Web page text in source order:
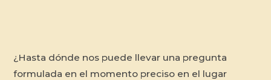
¿Hasta dónde nos puede llevar una pregunta
formulada en el momento preciso en el lugar